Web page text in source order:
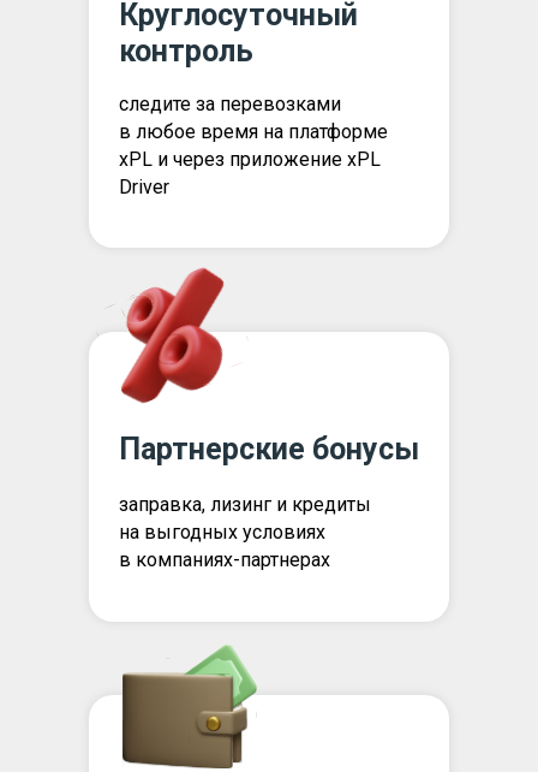
следите за перевозками
в любое время на платформе
xPL и через приложение xPL
Driver
Круглосуточный
контроль
заправка, лизинг и кредиты
на выгодных условиях
в компаниях-партнерах
Партнерские бонусы